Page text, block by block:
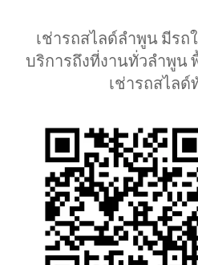
เช่ารถสไลด์ลำพูน มีรถ
บริการถึงที่งานทั่วลำพูน
เช่ารถสไลด์